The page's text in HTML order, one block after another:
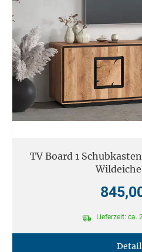
TV Board 1
Lieferzeit: ca.